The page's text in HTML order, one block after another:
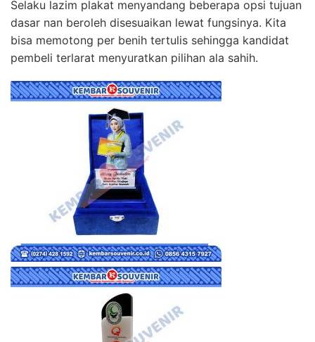
Selaku lazim plakat menyandang beberapa opsi tujuan
dasar nan beroleh disesuaikan lewat fungsinya. Kita
bisa memotong per benih tertulis sehingga kandidat
pembeli terlarat menyuratkan pilihan ala sahih.